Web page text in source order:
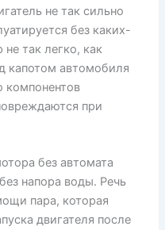
не так сильно
без каких-
так легко, как
капотом автомобиля
компонентов
при
без автомата
напора воды. Речь
пара, которая
двигателя после